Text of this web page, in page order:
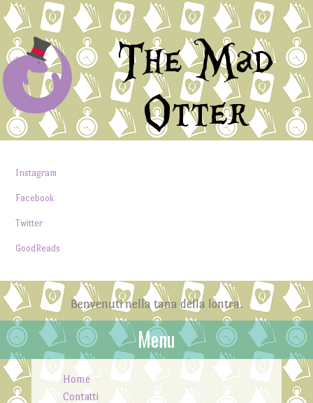
The Mad
Otter
Instagram
Facebook
Twitter
GoodReads
Benvenuti nella tana della lontra.
Menu
Skip to content
Home
Contatti